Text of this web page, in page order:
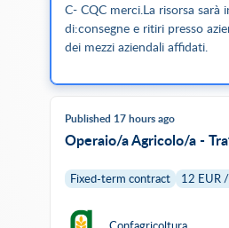
C- CQC merci.La risorsa sarà
di:consegne e ritiri presso
dei mezzi aziendali affidati.
Published 17 hours ago
Operaio/a Agricolo/a -
Fixed-term contract 12 EUR